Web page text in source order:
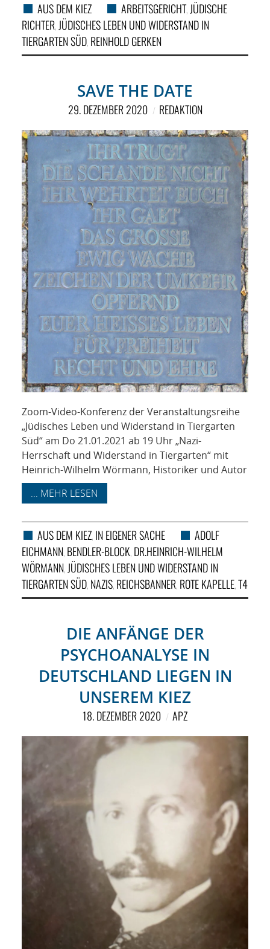
AUS DEM KIEZ ARBEITSGERICHT,JÜDISCHE
RICHTER,JÜDISCHES LEBEN UND WIDERSTAND IN
TIERGARTEN SÜD, REINHOLD GERKEN
SAVE THE DATE
29. DEZEMBER 2020 REDAKTION
Zoom-Video-Konferenz der Veranstaltungsreihe
„Jüdisches Leben und Widerstand in Tiergarten
Süd“ am Do 21.01.2021 ab 19 Uhr „Nazi-
Herrschaft und Widerstand in Tiergarten“ mit
Heinrich-Wilhelm Wörmann, Historiker und Autor
... MEHR LESEN
AUS DEM KIEZ, IN EIGENER SACHE
ADOLF
EICHMANN, BENDLER-BLOCK, DR.HEINRICH-WILHELM
WÖRMANN, JÜDISCHES LEBEN UND WIDERSTAND IN
TIERGARTEN SÜD, NAZIS, REICHSBANNER, ROTE KAPELLE,T4
DIE ANFÄNGE DER
PSYCHOANALYSE IN
DEUTSCHLAND LIEGEN IN
UNSEREM KIEZ
18. DEZEMBER 2020 APZ